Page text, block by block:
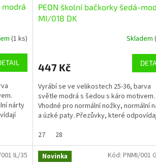
modrá
(1 ks)
nárty
PEON školní bačkorky šedá-
MI/018 DK
Skladem
447 Kč
Vyrábí se ve velikostech 25-36, barva
světle modrá s šedou s káro motivem.
Vhodné pro normální nožky, normální
a úzké paty. Přezůvky, které
27
28
IL/35 Novinka Kód: PNMI/001